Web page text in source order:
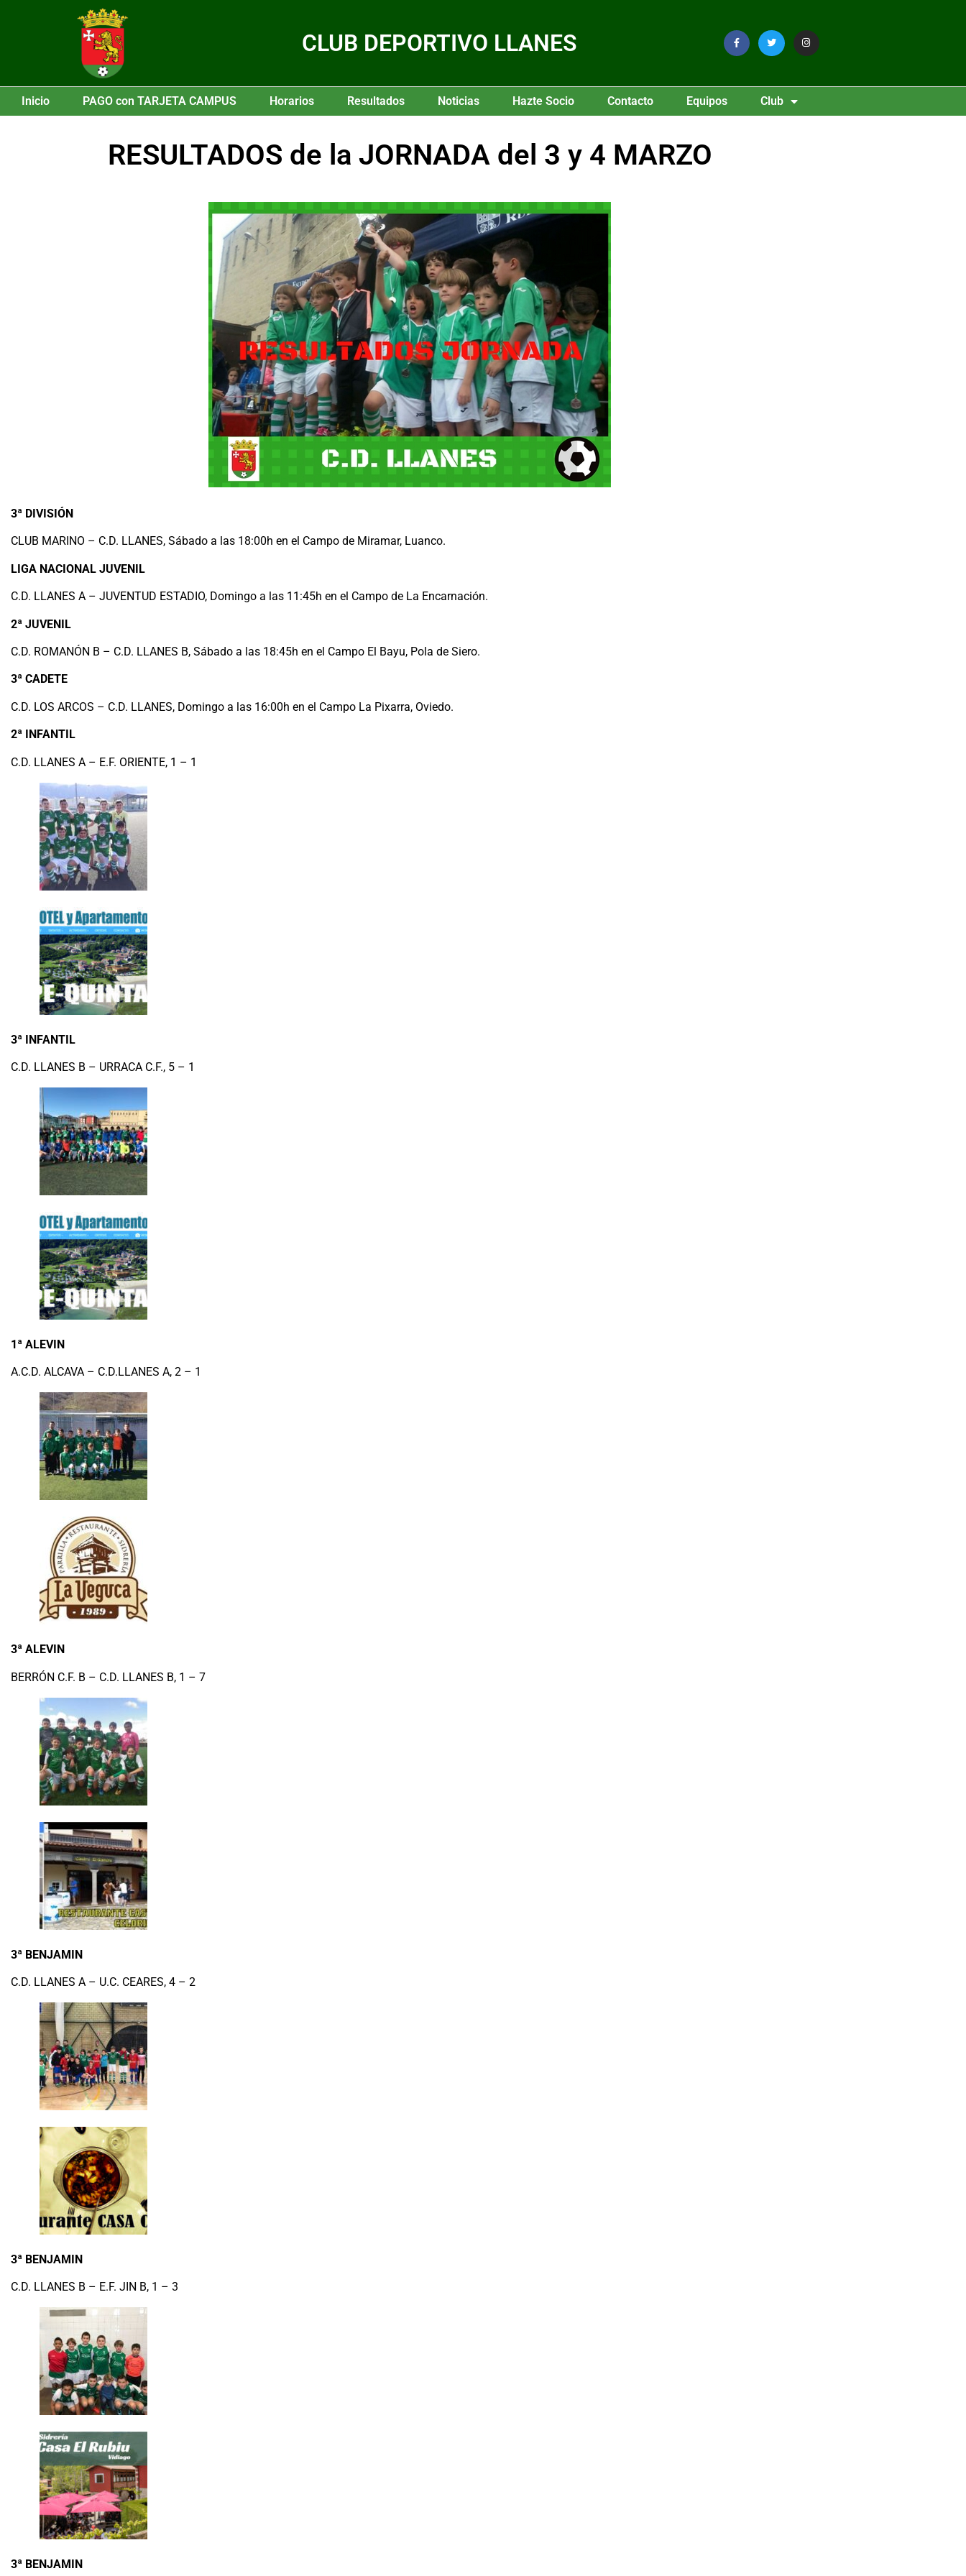
CLUB DEPORTIVO LLANES
Inicio PAGO con TARJETA CAMPUS Horarios Resultados Noticias Hazte Socio Contacto Equipos Club
RESULTADOS de la JORNADA del 3 y 4 MARZO
3ª DIVISIÓN
CLUB MARINO – C.D. LLANES, Sábado a las 18:00h en el Campo de Miramar, Luanco.
LIGA NACIONAL JUVENIL
C.D. LLANES A – JUVENTUD ESTADIO, Domingo a las 11:45h en el Campo de La Encarnación.
2ª JUVENIL
C.D. ROMANÓN B – C.D. LLANES B, Sábado a las 18:45h en el Campo El Bayu, Pola de Siero.
3ª CADETE
C.D. LOS ARCOS – C.D. LLANES, Domingo a las 16:00h en el Campo La Pixarra, Oviedo.
2ª INFANTIL
C.D. LLANES A – E.F. ORIENTE, 1 – 1
3ª INFANTIL
C.D. LLANES B – URRACA C.F., 5 – 1
1ª ALEVIN
A.C.D. ALCAVA – C.D.LLANES A, 2 – 1
3ª ALEVIN
BERRÓN C.F. B – C.D. LLANES B, 1 – 7
3ª BENJAMIN
C.D. LLANES A – U.C. CEARES, 4 – 2
3ª BENJAMIN
C.D. LLANES B – E.F. JIN B, 1 – 3
3ª BENJAMIN